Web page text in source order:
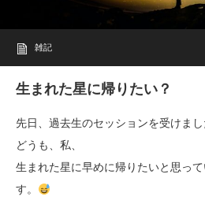
雑記
生まれた星に帰りたい？
先日、過去生のセッションを受けまし
どうも、私、
生まれた星に早めに帰りたいと思っ
す。